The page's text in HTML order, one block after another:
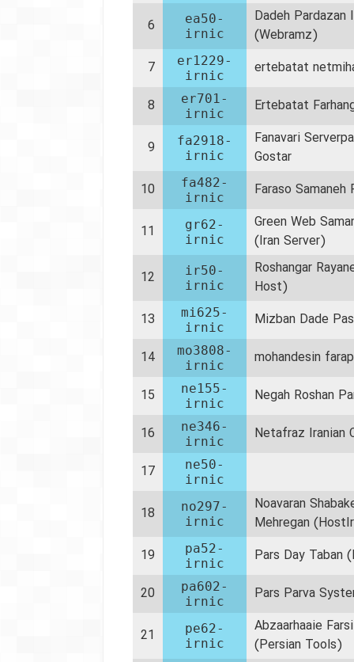
6
ea50-
irnic
Dadeh Pardazan
(Webramz)
7
er1229-
irnic
ertebatat
8
er701-
irnic
Ertebatat
9
fa2918-
irnic
Fanavari
Gostar
10
fa482-
irnic
Faraso Samaneh
11
gr62-
irnic
Green Web
(Iran Server)
12
ir50-
irnic
Roshangar
Host)
13
mi625-
irnic
Mizban Dade
14
mo3808-
irnic
mohandesin
15
ne155-
irnic
Negah Roshan
16
ne346-
irnic
Netafraz Iranian
17
ne50-
irnic
18
no297-
irnic
Noavaran
Mehregan
19
pa52-
irnic
Pars Day Taban
20
pa602-
irnic
Pars Parva
21
pe62-
irnic
Abzaarhaaie
(Persian Tools)